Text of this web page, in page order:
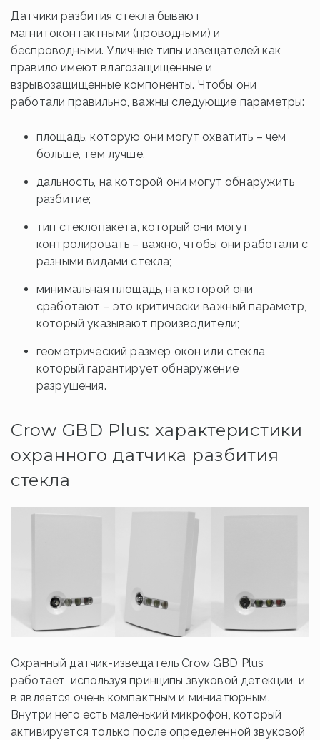
Датчики разбития стекла бывают
магнитоконтактными (проводными) и
беспроводными. Уличные типы извещателей как
правило имеют влагозащищенные и
взрывозащищенные компоненты. Чтобы они
работали правильно, важны следующие параметры:
площадь, которую они могут охватить – чем
больше, тем лучше.
дальность, на которой они могут обнаружить
разбитие;
тип стеклопакета, который они могут
контролировать – важно, чтобы они работали с
разными видами стекла;
минимальная площадь, на которой они
сработают – это критически важный параметр,
который указывают производители;
геометрический размер окон или стекла,
который гарантирует обнаружение
разрушения.
Crow GBD Plus: характеристики
охранного датчика разбития
стекла
Охранный датчик-извещатель Crow GBD Plus
работает, используя принципы звуковой детекции, и
в является очень компактным и миниатюрным.
Внутри него есть маленький микрофон, который
активируется только после определенной звуковой